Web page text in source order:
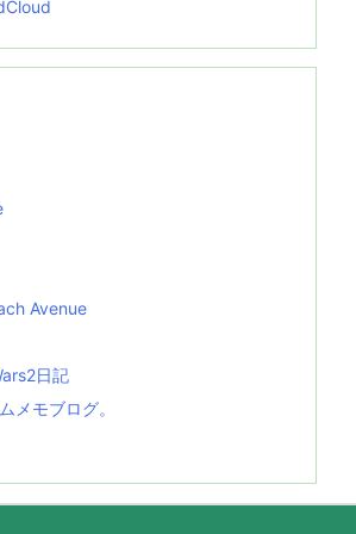
Avenue
日記
メモブログ。